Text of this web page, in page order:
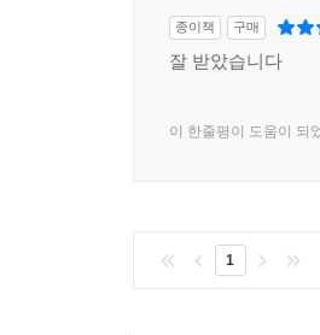
종이책 구매
잘 받았습니다
이 한줄평이 도움이 되
1